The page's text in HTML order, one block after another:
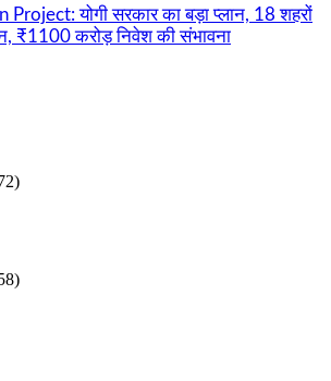
योगी सरकार का बड़ा प्लान, 18 शहरों
₹1100 करोड़ निवेश की संभावना